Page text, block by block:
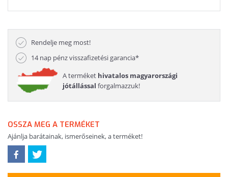
Rendelje meg most!
14 nap pénz visszafizetési garancia*
A terméket hivatalos magyarországi
jótállással forgalmazzuk!
OSSZA MEG A TERMÉKET
Ajánlja barátainak, ismerőseinek, a terméket!